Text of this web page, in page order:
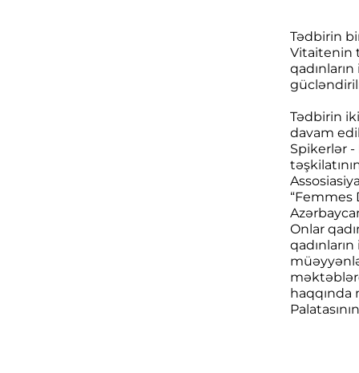
Tədbirin
Vitaitenin
Tədbirin
davam
Spikerlər -
“Femmes
Onlar
haqqında